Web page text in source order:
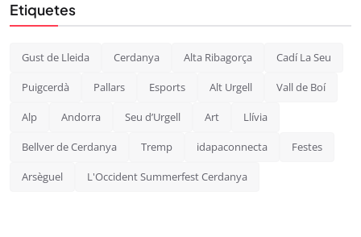
Etiquetes
Gust de Lleida Cerdanya Alta Ribagorça Cadí La Seu
Puigcerdà Pallars Esports Alt Urgell Vall de Boí
Alp Andorra Seu d’Urgell Art Llívia
Bellver de Cerdanya Tremp idapaconnecta Festes
Arsèguel L'Occident Summerfest Cerdanya